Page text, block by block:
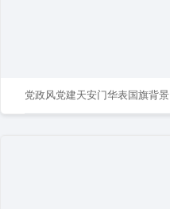
党政风党建天安门华表国旗背景